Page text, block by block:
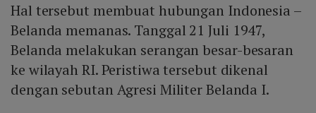
Hal tersebut membuat hubungan Indonesia –
Belanda memanas. Tanggal 21 Juli 1947,
Belanda melakukan serangan besar-besaran
ke wilayah RI. Peristiwa tersebut dikenal
dengan sebutan Agresi Militer Belanda I.